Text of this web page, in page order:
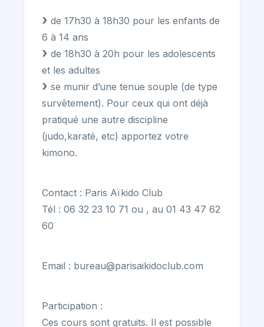
de 17h30 à 18h30 pour les enfants de
6 à 14 ans
de 18h30 à 20h pour les adolescents
et les adultes
se munir d’une tenue souple (de type
survêtement). Pour ceux qui ont déjà
pratiqué une autre discipline
(judo,karaté, etc) apportez votre
kimono.
Contact : Paris Aïkido Club
Tél : 06 32 23 10 71 ou , au 01 43 47 62
60
Email : bureau@parisaikidoclub.com
Participation :
Ces cours sont gratuits. Il est possible